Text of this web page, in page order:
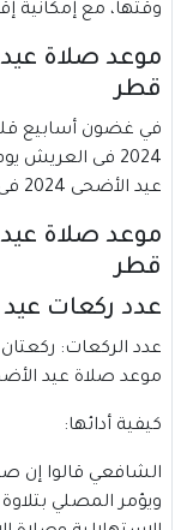
وقتها، مع إمكانية
قطر
في غضون أسابيع
عيد الأضحى 2024 فى قطر.
قطر
عدد ركعات عيد
عدد الركعات:
موعد صلاة عيد الأضحى 2024 في
كيفية أدائها:
الشافعي قالوا إن
ويؤمر المصلي